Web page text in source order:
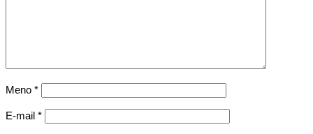
Meno *
E-mail *